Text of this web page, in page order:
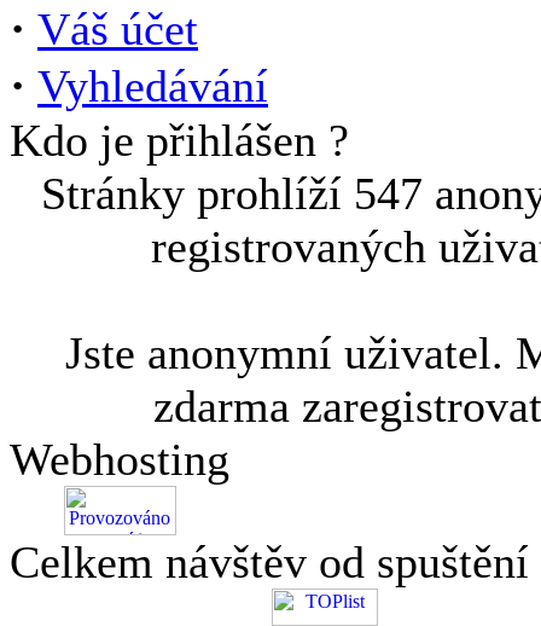
· Váš účet
· Vyhledávání
Kdo je přihlášen ?
Stránky prohlíží 547
registrovaných
Jste anonymní uživatel.
zdarma
Webhosting
Celkem návštěv od